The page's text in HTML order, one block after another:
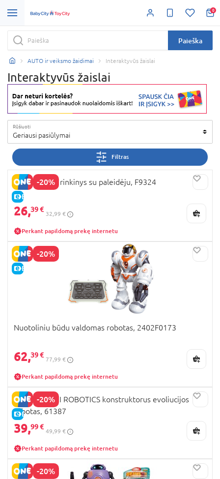
0
Paieška
AUTO ir veiksmo žaidimai Interaktyvūs žaislai
Interaktyvūs žaislai
Rūšiuoti
Geriausi pasiūlymai
Filtras
-20%
E-KAINA
BEYBLADE X rinkinys su paleidėju, F9324
26,39 €
32,99 €
Perkant papildomą prekę internetu
-20%
E-KAINA
Nuotoliniu būdu valdomas robotas, 2402F0173
62,39 €
77,99 €
Perkant papildomą prekę internetu
-20%
E-KAINA
CLEMENTONI ROBOTICS konstruktorus evoliucijos
robotas, 61387
39,99 €
49,99 €
Perkant papildomą prekę internetu
-20%